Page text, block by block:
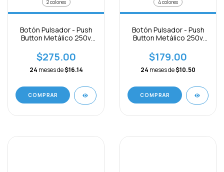
2 colores
Botón Pulsador - Push
Button Metálico 250v
$275.00
24 meses de$16.14
COMPRAR
4 colores
Botón Pulsador - Push
Button Metálico 250v
$179.00
24 meses de$10.50
COMPRAR